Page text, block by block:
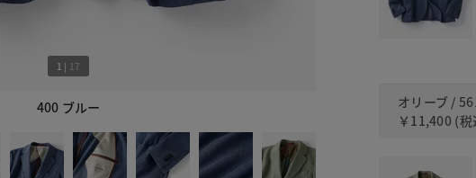
400 ブルー
1 | 17
オリーブ /
￥11,400 (税